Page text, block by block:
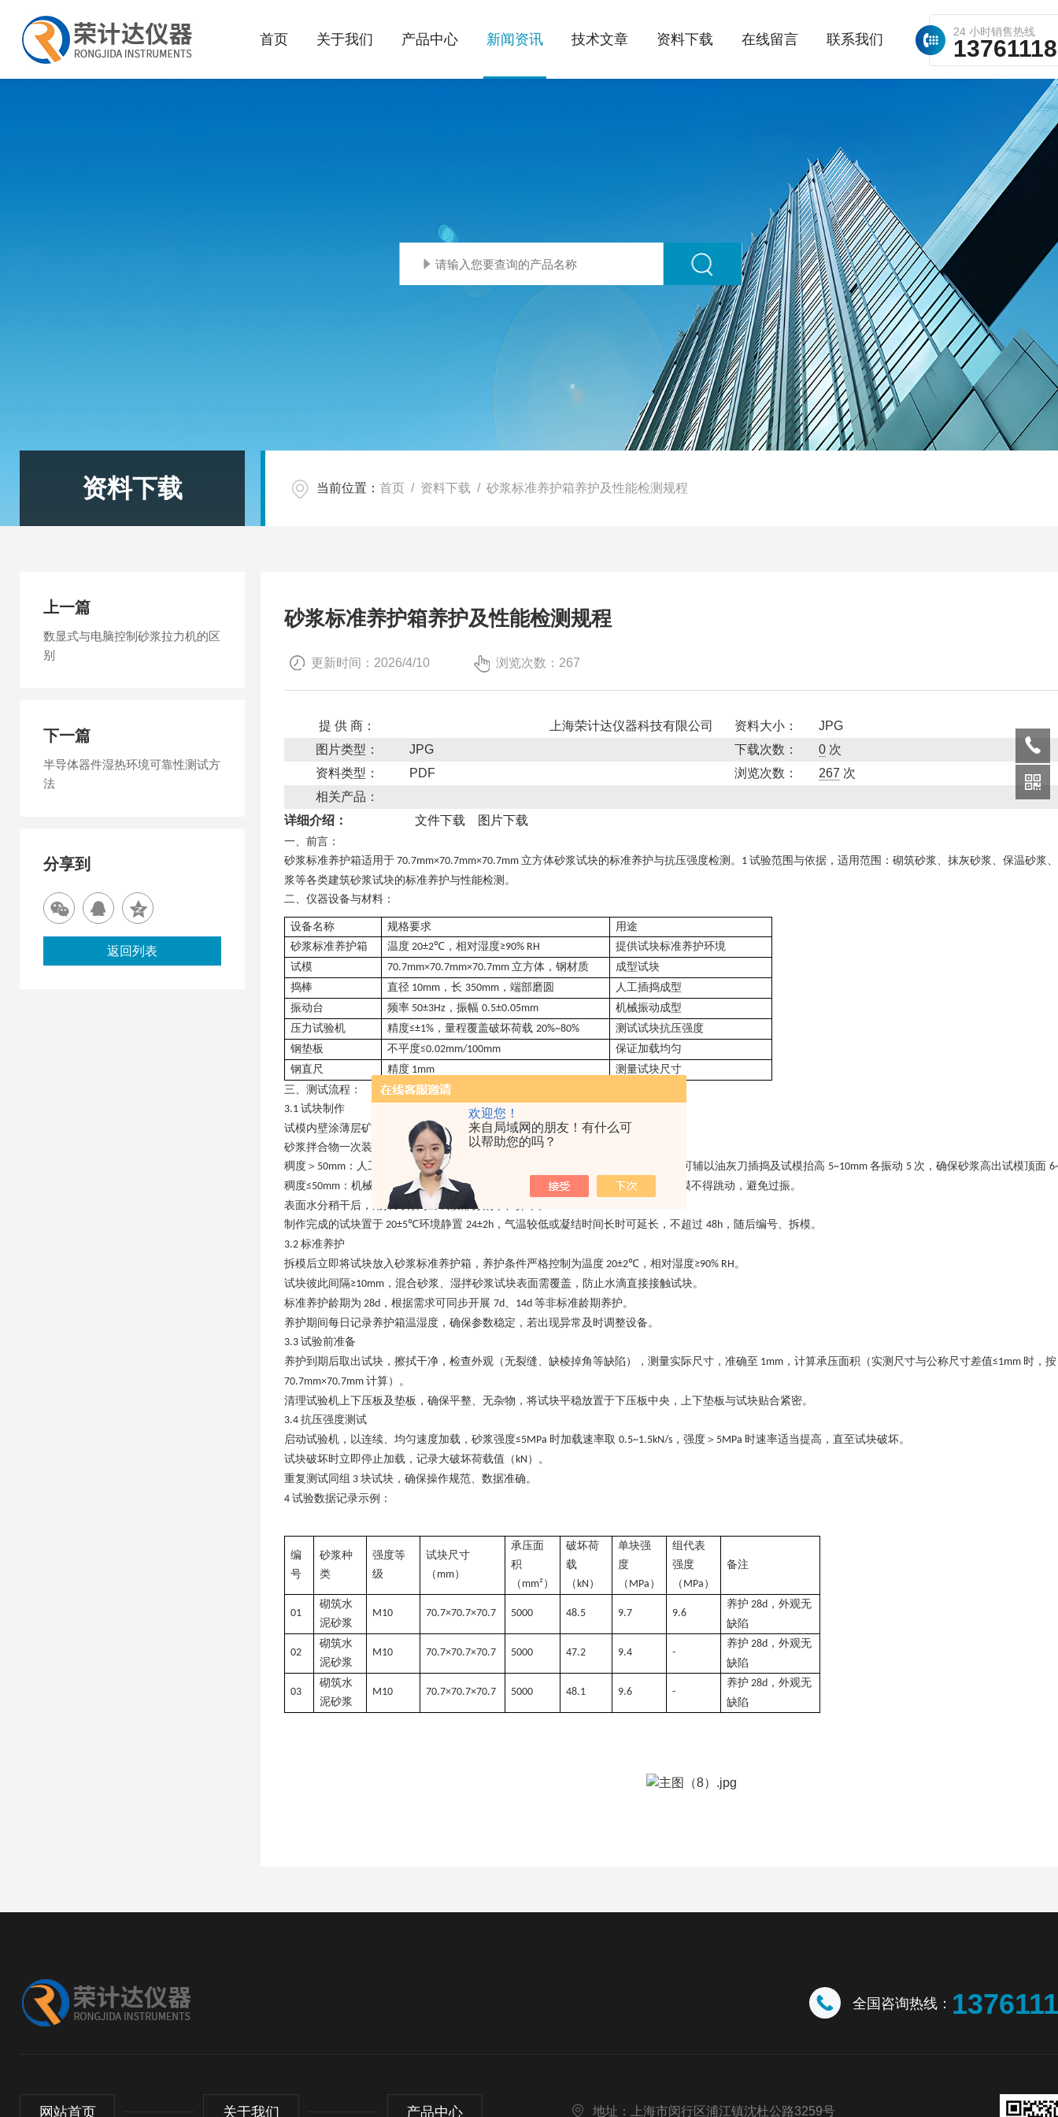
欢迎您！
来自局域网的朋友！有什么可
以帮助您的吗？
24 小时销售热线
首页 关于我们 产品中心 新闻资讯 技术文章 资料下载 在线留言 联系我们
资料下载 当前位置： 首页 / 资料下载 / 砂浆标准养护箱养护及性能检测规程
砂浆标准养护箱养护及性能检测规程
更新时间：2026/4/10 浏览次数：267
提 供 商： 上海荣计达仪器科技有限公司 资料大小：
JPG
图片类型：
JPG 下载次数： 0 次
资料类型：
PDF 浏览次数： 267 次
相关产品：
详细介绍：
文件下载 图片下载
一、 前言 ：
砂浆标准养护箱适用于 70.7mm×70.7mm×70.7mm 立方体砂浆试块的标准养护与抗压强度检测。 1 试验范围与依据 ， 适用范围：砌筑砂浆、抹灰砂浆、保温砂浆
浆等各类建筑砂浆试块的标准养护与性能检测。
二、 仪器设备与材料 ：
设备名称 规格要求
用途
砂浆标准养护箱
温度 20±2℃ ，相对湿度≥90% RH
提供试块标准养护环境
试模
70.7mm×70.7mm×70.7mm 立方体，钢材质
成型试块
捣棒
直径 10mm ，长 350mm ，端部磨圆
人工插捣成型
振动台
频率 50±3Hz ，振幅 0.5±0.05mm
机械振动成型
压力试验机
精度≤±1% ，量程覆盖破坏荷载 20%~80%
测试试块抗压强度
钢垫板
不平度≤0.02mm/100mm
保证加载均匀
钢直尺
精度 1mm
测量试块尺寸
三、测试流程 ：
3.1 试块制作
试模内壁涂薄层矿物油等隔离剂，清理干净，确保无杂物、无破损。
砂浆拌合物一次装满试模，按稠度选择成型方式：
稠度＞ 50mm ：人工插捣，用捣棒由边缘向中心螺旋插捣 次，沉落时及时补浆，可辅以油灰刀插捣及试模抬高 5~10mm 各振动 5 次，确保砂浆高出试模顶面
稠度≤50mm ：机械振动，砂浆装满试模后置于振动台，振动
至表面泛浆，试模不得跳动，避免过振。
表面水分稍干后，用抹刀将高出试模部分刮平、抹平。
制作完成的试块置于 20±5℃环境静置 24±2h ，气温较低或凝结时间长时可延长，不超过 48h ，随后编号、拆模。
3.2 标准养护
拆模后立即将试块放入砂浆标准养护箱，养护条件严格控制为温度 20±2℃ ，相对湿度≥90% RH。
试块彼此间隔≥10mm ，混合砂浆、湿拌砂浆试块表面需覆盖，防止水滴直接接触试块。
标准养护龄期为 28d ，根据需求可同步开展 7d、 14d 等非标准龄期养护。
养护期间每日记录养护箱温湿度，确保参数稳定，若出现异常及时调整设备。
3.3 试验前准备
养护到期后取出试块，擦拭干净，检查外观（无裂缝、缺棱掉角等缺陷），测量实际尺寸， 准确至 1mm ，计算承压面积（实测尺寸与公称尺寸差值≤1mm 时，按
70.7mm×70.7mm 计算）。
清理试验机上下压板及垫板，确保平整、无杂物，将试块平稳放置于下压板中央，上下垫板与试块贴合紧密。
3.4 抗压强度测试
启动试验机，以连续、均匀速度加载，砂浆强度≤5MPa 时加载速率取 0.5~1.5kN/s ，强度＞ 5MPa 时速率适当提高，直至试块破坏。
试块破坏时立即停止加载，记录大破坏荷载值（kN ）。
重复测试同组 3 块试块，确保操作规范、数据准确。
4 试验数据记录示例：
编
号
砂浆种
类
强度等
级
试块尺寸
（ mm）
承压面
积
（ mm² ）
破坏荷
载
（kN ）
单块强
度
（ MPa ）
组代表
强度
（ MPa ）
备注
01
砌筑水
泥砂浆
M10 70.7×70.7×70.7 5000 48.5 9.7 9.6
养护 28d ，外观无
缺陷
02
砌筑水
泥砂浆
M10 70.7×70.7×70.7 5000 47.2 9.4 -
养护 28d ，外观无
缺陷
03
砌筑水
泥砂浆
M10 70.7×70.7×70.7 5000 48.1 9.6 -
养护 28d ，外观无
缺陷
上一篇
数显式与电脑控制砂浆拉力机的区
别
下一篇
半导体器件湿热环境可靠性测试方
法
分享到
返回列表
全国咨询热线：
网站首页 关于我们 产品中心 地址：上海市闵行区浦江镇沈杜公路3259号